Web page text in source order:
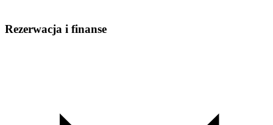
Rezerwacja i finanse